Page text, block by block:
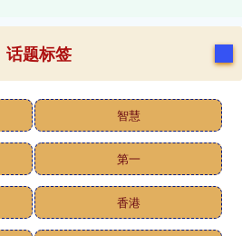
话题标签
智慧
第一
香港